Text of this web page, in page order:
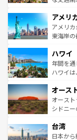
ンツ一覧
の建物
博物館
ことが
ば市内交
着のス
アメリ
アメリ
東海岸
のような
ンメン
西部に
部のニュ
文化が
しみな
ならではの贅
情報は
ハワイ
年間を
ハワイ
ワイ島は
島だが
おすす
れるお
人々、
オース
オース
シドニ
リアリー
ク）、
台湾
日本か